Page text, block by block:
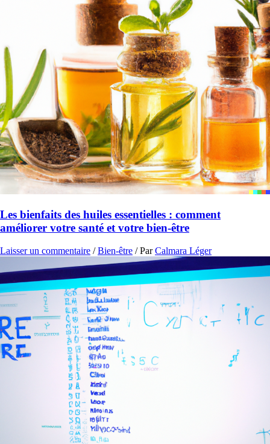
Les bienfaits des huiles essentielles : comment
améliorer votre santé et votre bien-être
Laisser un commentaire /Bien-être / ParCalmara Léger